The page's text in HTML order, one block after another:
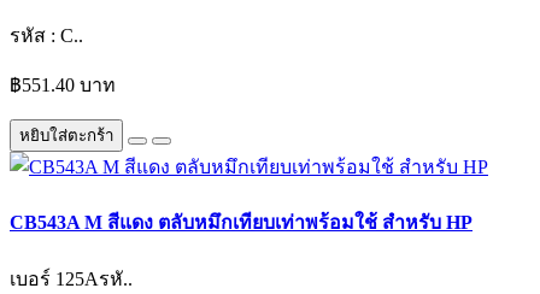
รหัส : C..
฿551.40 บาท
หยิบใส่ตะกร้า
CB543A M สีแดง ตลับหมึกเทียบเท่าพร้อมใช้ สำหรับ HP
เบอร์ 125Aรหั..